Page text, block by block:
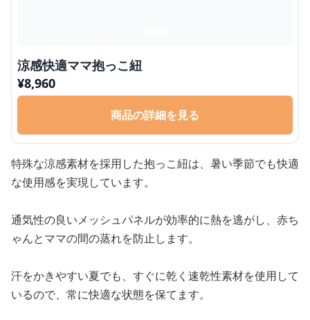
涼感快適ママ抱っこ紐
¥8,960
商品の詳細を見る
特殊な涼感素材を採用した抱っこ紐は、暑い季節でも快適
な使用感を実現しています。
通気性の良いメッシュパネルが効率的に熱を逃がし、赤ち
ゃんとママの間の蒸れを防止します。
汗をかきやすい夏でも、すぐに乾く速乾性素材を使用して
いるので、常に快適な状態を保てます。